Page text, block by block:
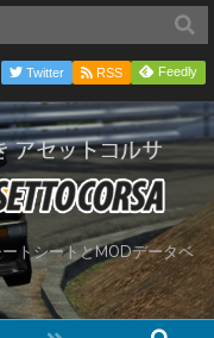
トシートとMODデータベ
Twitter RSS Feedly